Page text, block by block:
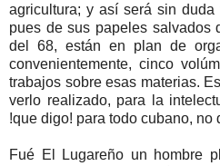
agricultura; y así será sin
pues de sus papeles salvados
del 68, están en plan de
convenientemente, cinco
trabajos sobre esas materias.
verlo realizado, para la
!que digo! para todo cubano, no
Fué El Lugareño un hombre